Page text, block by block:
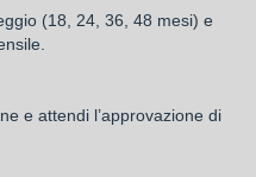
(18, 24, 36, 48 mesi) e
e attendi l’approvazione di